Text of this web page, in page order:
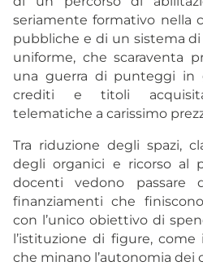
seriamente formativo nella
pubbliche e di un sistema
uniforme, che scaraventa
una guerra di punteggi in
crediti e titoli
telematiche a carissimo
Tra riduzione degli spazi,
degli organici e ricorso al
docenti vedono passare
finanziamenti che
con l’unico obiettivo di
l’istituzione di figure,
che minano l’autonomia dei